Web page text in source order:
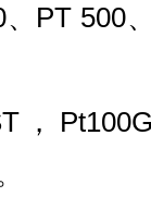
PT 500
，